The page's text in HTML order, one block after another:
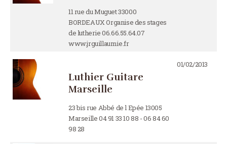
11 rue du Muguet 33000
BORDEAUX Organise des stages
de lutherie 06.66.55.64.07
www.jrguillaumie.fr
Luthier Guitare
Marseille
23 bis rue Abbé de l Epée 13005
Marseille 04 91 33 10 88 - 06 84 60
98 28
01/02/2013